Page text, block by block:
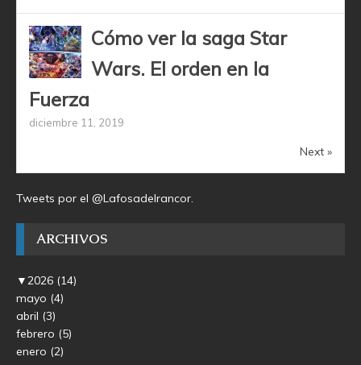
Cómo ver la saga Star
Wars. El orden en la
Fuerza
diciembre 11, 2019
Next »
Tweets por el @Lafosadelrancor.
ARCHIVOS
▼2026 (14)
mayo (4)
abril (3)
febrero (5)
enero (2)